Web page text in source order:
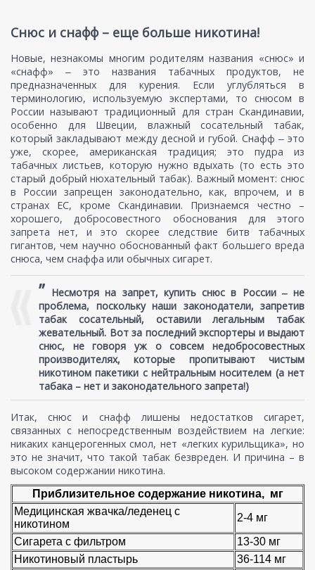
Снюс и снафф – еще больше никотина!
Новые, незнакомы многим родителям названия «снюс» и
«снафф» ‒ это названия табачных продуктов, не
предназначенных для курения. Если углубляться в
терминологию, используемую экспертами, то снюсом в
России называют традиционный для стран Скандинавии,
особенно для Швеции, влажный сосательный табак,
который закладывают между десной и губой. Снафф ‒ это
уже, скорее, американская традиция; это пудра из
табачных листьев, которую нужно вдыхать (то есть это
старый добрый нюхательный табак). Важный момент: снюс
в России запрещен законодательно, как, впрочем, и в
странах ЕС, кроме Скандинавии. Признаемся честно –
хорошего, добросовестного обоснования для этого
запрета нет, и это скорее следствие битв табачных
гигантов, чем научно обоснованный факт большего вреда
снюса, чем снаффа или обычных сигарет.
” Несмотря на запрет, купить снюс в России ‒ не
проблема, поскольку наши законодатели, запретив
табак сосательный, оставили легальным табак
жевательный. Вот за последний экспортеры и выдают
снюс, не говоря уж о совсем недобросовестных
производителях, которые пропитывают чистым
никотином пакетики с нейтральным носителем (а нет
табака – нет и законодательного запрета!)
Итак, снюс и снафф лишены недостатков сигарет,
связанных с непосредственным воздействием на легкие:
никаких канцерогенных смол, нет «легких курильщика», но
это не значит, что такой табак безвреден. И причина – в
высоком содержании никотина.
Приблизительное содержание никотина, мг
Медицинская жвачка/леденец с
никотином
2-4 мг
Сигарета с фильтром
13-30 мг
Никотиновый пластырь
36-114 мг